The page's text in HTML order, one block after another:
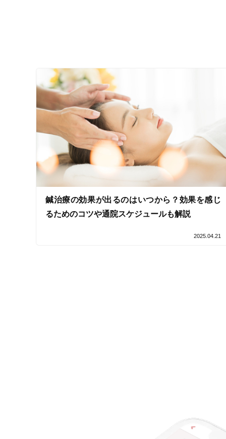
鍼治療の効果が出るのはいつから？効果を感じ
るためのコツや通院スケジュールも解説
2025.04.21